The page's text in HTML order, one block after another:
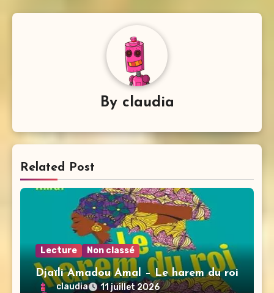
By claudia
Related Post
Lecture Non classé
Djaïli Amadou Amal – Le harem du roi
claudia 11 juillet 2026